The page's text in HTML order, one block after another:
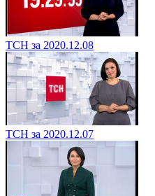
ТСН за 2020.12.08
ТСН за 2020.12.07